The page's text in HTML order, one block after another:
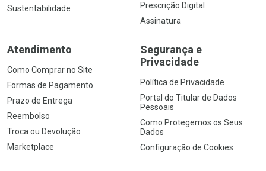
Sustentabilidade
Prescrição Digital
Assinatura
Atendimento
Como Comprar no Site
Formas de Pagamento
Prazo de Entrega
Reembolso
Troca ou Devolução
Marketplace
Segurança e
Privacidade
Política de Privacidade
Portal do Titular de Dados
Pessoais
Como Protegemos os Seus
Dados
Configuração de Cookies